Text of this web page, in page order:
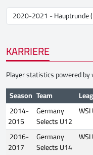
KARRIERE
Player statistics powered by
Season Team
2014-
2015
Germany
Selects U12
2016-
2017
Germany
Selects U14